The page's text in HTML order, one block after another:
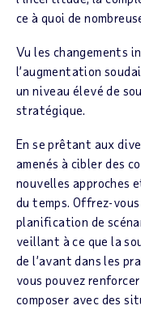
ce à quoi de
Vu les changements
l’augmentation
un niveau élevé de
stratégique.
En se prêtant aux
amenés à cibler des
nouvelles approches
du temps. Offrez-
planification de
veillant à ce que la
de l’avant dans les
vous pouvez
composer avec des